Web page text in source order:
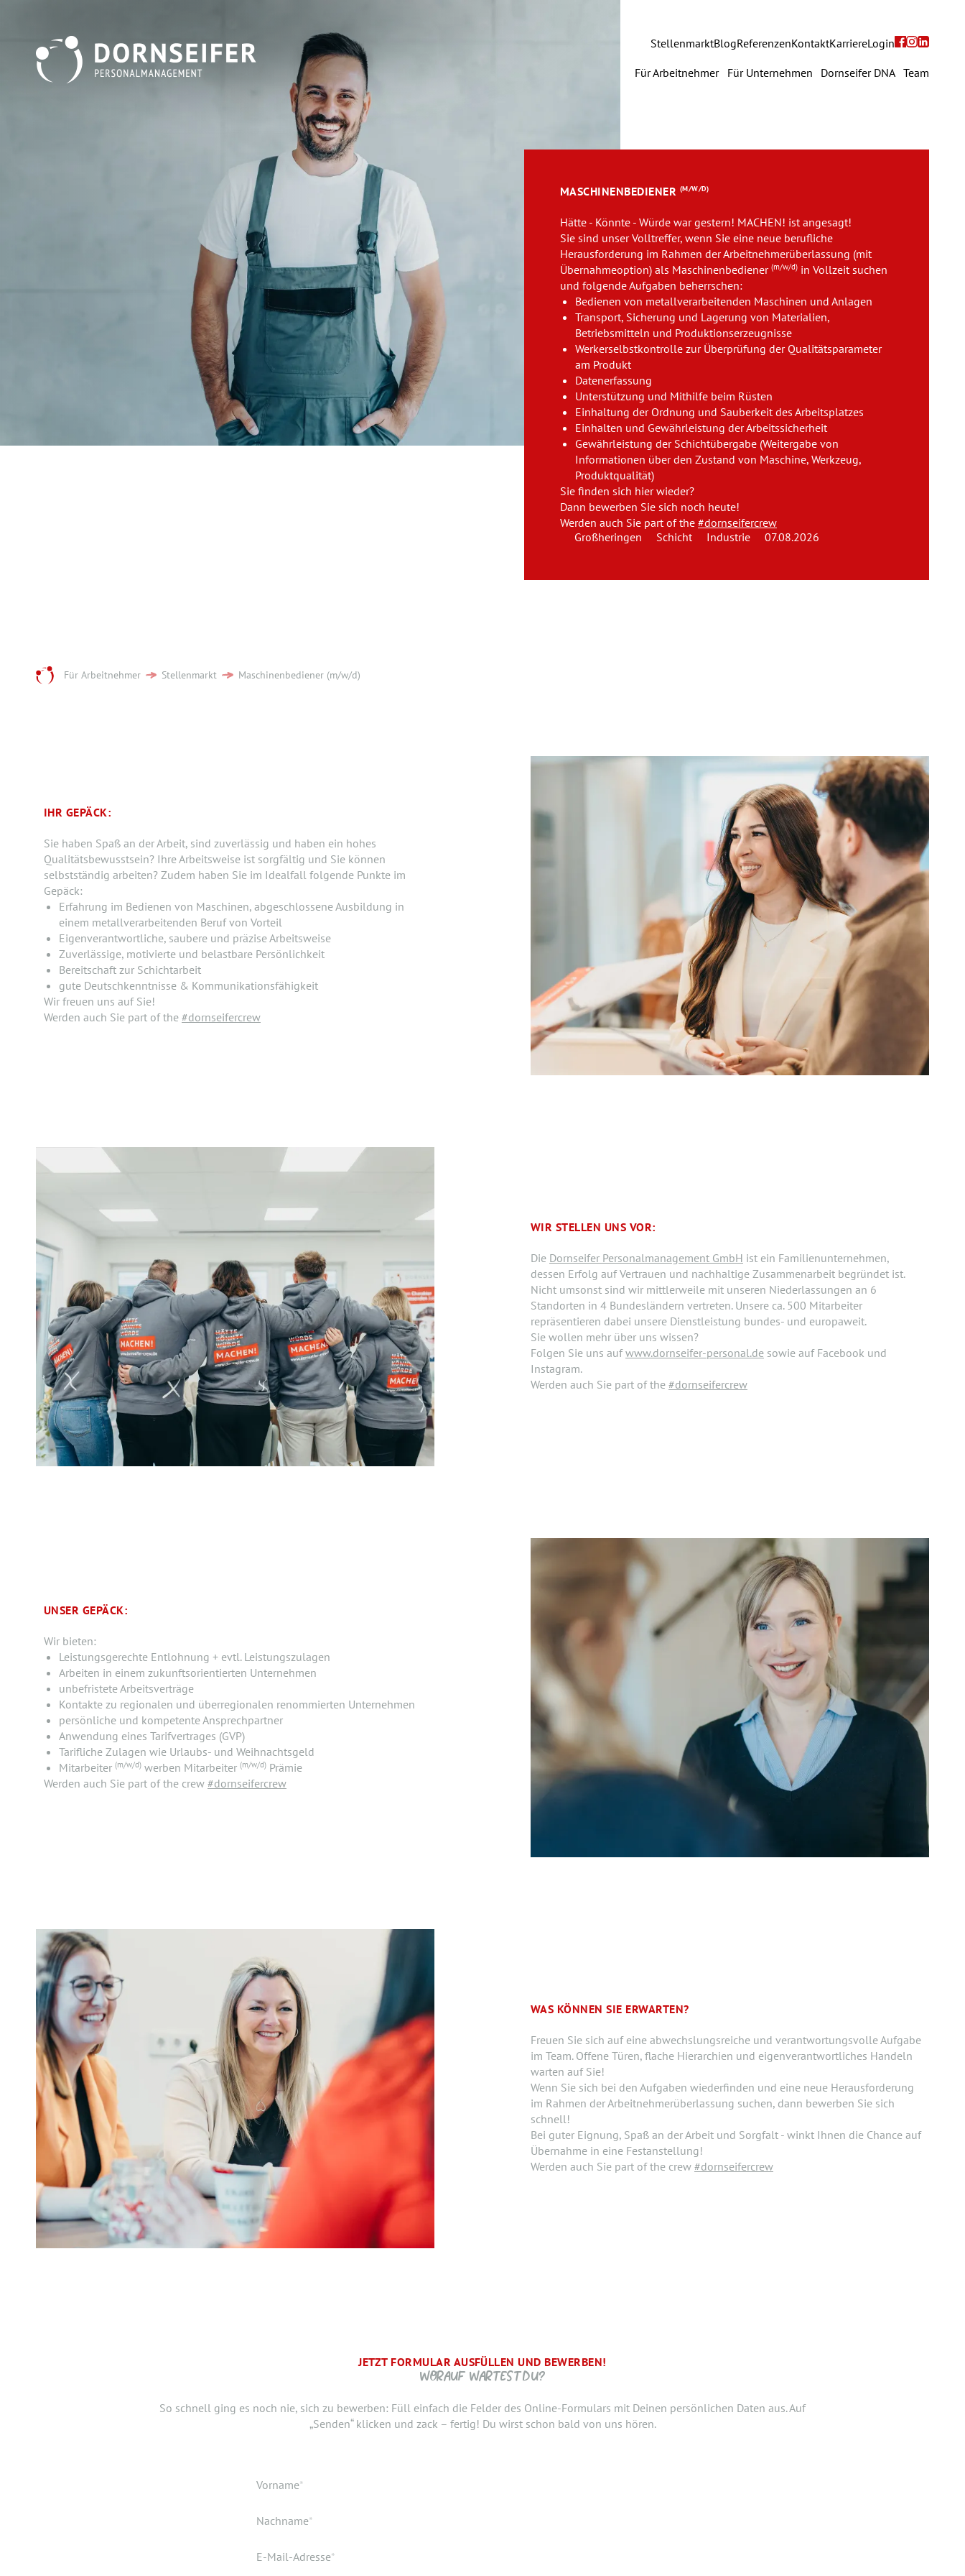
Navigation
StellenmarktBlogReferenzenKontaktKarriereLogin
Navigation
Für Arbeitnehmer Für Unternehmen Dornseifer DNA Team
MASCHINENBEDIENER (M/W/D)
Hätte - Könnte - Würde war gestern! MACHEN! ist angesagt!
Sie sind unser Volltreffer, wenn Sie eine neue berufliche
Herausforderung im Rahmen der Arbeitnehmerüberlassung (mit
Übernahmeoption) als Maschinenbediener (m/w/d) in Vollzeit suchen
und folgende Aufgaben beherrschen:
Bedienen von metallverarbeitenden Maschinen und Anlagen
Transport, Sicherung und Lagerung von Materialien,
Betriebsmitteln und Produktionserzeugnisse
Werkerselbstkontrolle zur Überprüfung der Qualitätsparameter
am Produkt
Datenerfassung
Unterstützung und Mithilfe beim Rüsten
Einhaltung der Ordnung und Sauberkeit des Arbeitsplatzes
Einhalten und Gewährleistung der Arbeitssicherheit
Gewährleistung der Schichtübergabe (Weitergabe von
Informationen über den Zustand von Maschine, Werkzeug,
Produktqualität)
Sie finden sich hier wieder?
Dann bewerben Sie sich noch heute!
Werden auch Sie part of the #dornseifercrew
Großheringen
Schicht Industrie 07.08.2026
Für Arbeitnehmer Stellenmarkt Maschinenbediener (m/w/d)
IHR GEPÄCK:
Sie haben Spaß an der Arbeit, sind zuverlässig und haben ein hohes
Qualitätsbewusstsein? Ihre Arbeitsweise ist sorgfältig und Sie können
selbstständig arbeiten? Zudem haben Sie im Idealfall folgende Punkte im
Gepäck:
Erfahrung im Bedienen von Maschinen, abgeschlossene Ausbildung in
einem metallverarbeitenden Beruf von Vorteil
Eigenverantwortliche, saubere und präzise Arbeitsweise
Zuverlässige, motivierte und belastbare Persönlichkeit
Bereitschaft zur Schichtarbeit
gute Deutschkenntnisse & Kommunikationsfähigkeit
Wir freuen uns auf Sie!
Werden auch Sie part of the #dornseifercrew
WIR STELLEN UNS VOR:
Die Dornseifer Personalmanagement GmbH ist ein Familienunternehmen,
dessen Erfolg auf Vertrauen und nachhaltige Zusammenarbeit begründet ist.
Nicht umsonst sind wir mittlerweile mit unseren Niederlassungen an 6
Standorten in 4 Bundesländern vertreten. Unsere ca. 500 Mitarbeiter
repräsentieren dabei unsere Dienstleistung bundes- und europaweit.
Sie wollen mehr über uns wissen?
Folgen Sie uns aufwww.dornseifer-personal.de sowie auf Facebook und
Instagram.
Werden auch Sie part of the #dornseifercrew
UNSER GEPÄCK:
Wir bieten:
Leistungsgerechte Entlohnung + evtl. Leistungszulagen
Arbeiten in einem zukunftsorientierten Unternehmen
unbefristete Arbeitsverträge
Kontakte zu regionalen und überregionalen renommierten Unternehmen
persönliche und kompetente Ansprechpartner
Anwendung eines Tarifvertrages (GVP)
Tarifliche Zulagen wie Urlaubs- und Weihnachtsgeld
Mitarbeiter (m/w/d)werben Mitarbeiter (m/w/d)Prämie
Werden auch Sie part of the crew #dornseifercrew
WAS KÖNNEN SIE ERWARTEN?
Freuen Sie sich auf eine abwechslungsreiche und verantwortungsvolle Aufgabe
im Team. Offene Türen, flache Hierarchien und eigenverantwortliches Handeln
warten auf Sie!
Wenn Sie sich bei den Aufgaben wiederfinden und eine neue Herausforderung
im Rahmen der Arbeitnehmerüberlassung suchen, dann bewerben Sie sich
schnell!
Bei guter Eignung, Spaß an der Arbeit und Sorgfalt - winkt Ihnen die Chance auf
Übernahme in eine Festanstellung!
Werden auch Sie part of the crew #dornseifercrew
JETZT FORMULAR AUSFÜLLEN UND BEWERBEN!
WORAUF WARTEST DU?
So schnell ging es noch nie, sich zu bewerben: Füll einfach die Felder des Online-Formulars mit Deinen persönlichen Daten aus. Auf
„Senden“ klicken und zack – fertig! Du wirst schon bald von uns hören.
Pflichtfeld
Vorname*
Pflichtfeld
Nachname*
Pflichtfeld
E-Mail-Adresse*
BRAUCHEN WIR NOCH ...
Geburtsdatum
Geburtsort
Wohnort
SCHRITT.
einen Lebenslauf oder ein anderes Dokument hinzufügen? Hier kannst Du es hochladen.
Verfügbar ab
Dokumente
DANKE, WIR FREUEN UNS AUF DICH UND MELDEN UNS SCHNELLSTMÖGLICH.
Dornseifer DNA
Referenzen
Stellenmarkt
Blog
Team
Karriere
Login